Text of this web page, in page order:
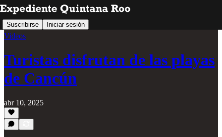
Suscribirse Iniciar sesión
Videos
Turistas disfrutan de las playas
de Cancún
abr 10, 2025